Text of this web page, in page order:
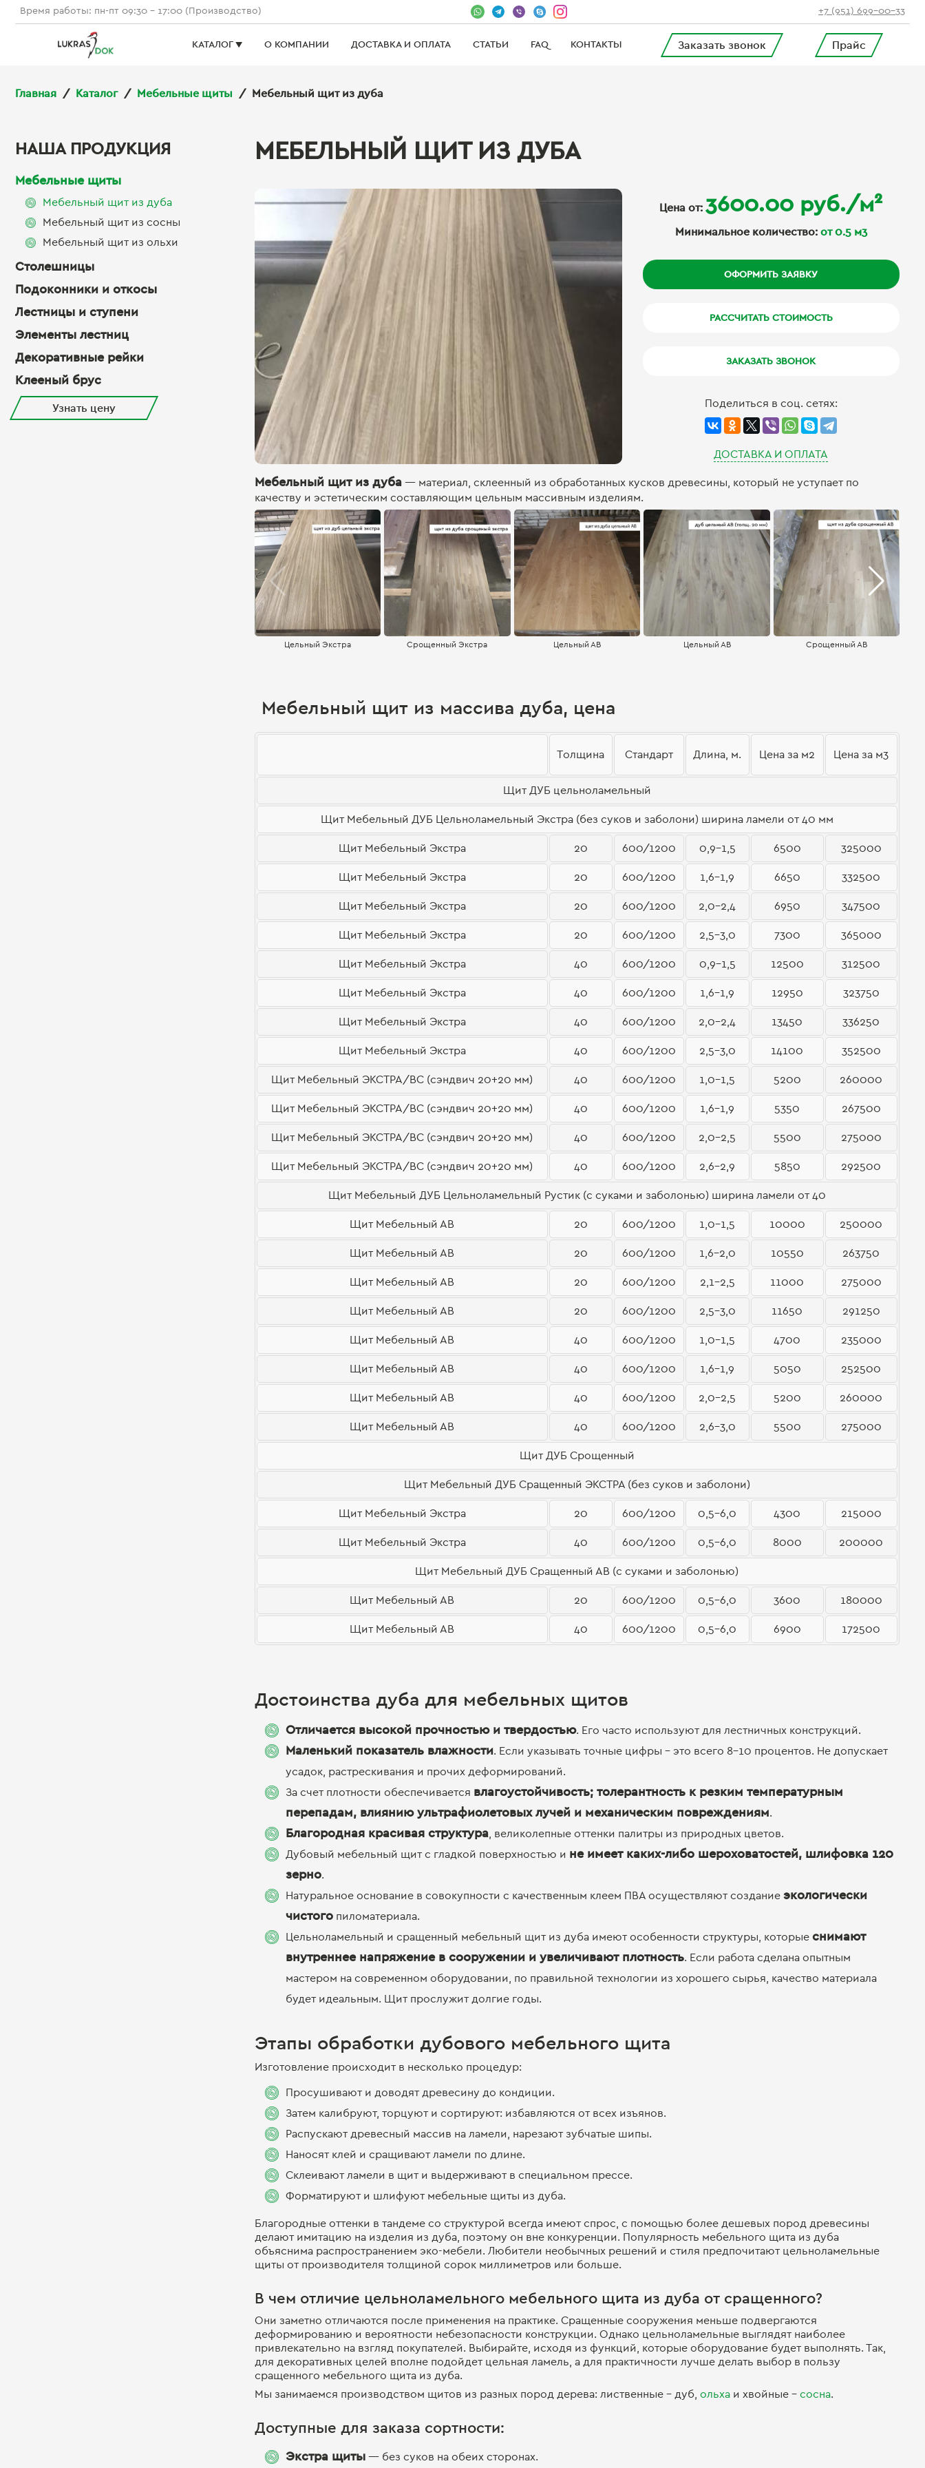
Время работы: пн-пт 09:30 - 17:00 (Производство) +7 (951) 699-00-33
КАТАЛОГ ▼ О КОМПАНИИ ДОСТАВКА И ОПЛАТА СТАТЬИ FAQ КОНТАКТЫ Заказать звонок Прайс
Главная Каталог Мебельные щиты Мебельный щит из дуба
НАША ПРОДУКЦИЯ
Мебельные щиты
Мебельный щит из дуба
Мебельный щит из сосны
Мебельный щит из ольхи
Столешницы
Подоконники и откосы
Лестницы и ступени
Элементы лестниц
Декоративные рейки
Клееный брус
Узнать цену
МЕБЕЛЬНЫЙ ЩИТ ИЗ ДУБА
Цена от: 3600.00 руб./м²
Минимальное количество: от 0.5 м3
ОФОРМИТЬ ЗАЯВКУ
РАССЧИТАТЬ СТОИМОСТЬ
ЗАКАЗАТЬ ЗВОНОК
Поделиться в соц. сетях:
ДОСТАВКА И ОПЛАТА
Мебельный щит из дуба— материал, склеенный из обработанных кусков древесины, который не уступает по
качеству и эстетическим составляющим цельным массивным изделиям.
Цельный Экстра Срощенный Экстра Цельный АВ Цельный АВ Срощенный АВ
Мебельный щит из массива дуба, цена
Толщина Стандарт Длина, м. Цена за м2 Цена за м3
Щит ДУБ цельноламельный
Щит Мебельный ДУБ Цельноламельный Экстра (без суков и заболони) ширина ламели от 40 мм
Щит Мебельный Экстра 20 600/1200 0,9-1,5 6500 325000
Щит Мебельный Экстра 20 600/1200 1,6-1,9 6650 332500
Щит Мебельный Экстра 20 600/1200 2,0-2,4 6950 347500
Щит Мебельный Экстра 20 600/1200 2,5-3,0 7300 365000
Щит Мебельный Экстра 40 600/1200 0,9-1,5 12500 312500
Щит Мебельный Экстра 40 600/1200 1,6-1,9 12950 323750
Щит Мебельный Экстра 40 600/1200 2,0-2,4 13450 336250
Щит Мебельный Экстра 40 600/1200 2,5-3,0 14100 352500
Щит Мебельный ЭКСТРА/ВС (сэндвич 20+20 мм) 40 600/1200 1,0-1,5 5200 260000
Щит Мебельный ЭКСТРА/ВС (сэндвич 20+20 мм) 40 600/1200 1,6-1,9 5350 267500
Щит Мебельный ЭКСТРА/ВС (сэндвич 20+20 мм) 40 600/1200 2,0-2,5 5500 275000
Щит Мебельный ЭКСТРА/ВС (сэндвич 20+20 мм) 40 600/1200 2,6-2,9 5850 292500
Щит Мебельный ДУБ Цельноламельный Рустик (с суками и заболонью) ширина ламели от 40
Щит Мебельный АВ 20 600/1200 1,0-1,5 10000 250000
Щит Мебельный АВ 20 600/1200 1,6-2,0 10550 263750
Щит Мебельный АВ 20 600/1200 2,1-2,5 11000 275000
Щит Мебельный АВ 20 600/1200 2,5-3,0 11650 291250
Щит Мебельный АВ 40 600/1200 1,0-1,5 4700 235000
Щит Мебельный АВ 40 600/1200 1,6-1,9 5050 252500
Щит Мебельный АВ 40 600/1200 2,0-2,5 5200 260000
Щит Мебельный АВ 40 600/1200 2,6-3,0 5500 275000
Щит ДУБ Срощенный
Щит Мебельный ДУБ Сращенный ЭКСТРА (без суков и заболони)
Щит Мебельный Экстра 20 600/1200 0,5-6,0 4300 215000
Щит Мебельный Экстра 40 600/1200 0,5-6,0 8000 200000
Щит Мебельный ДУБ Сращенный АВ (с суками и заболонью)
Щит Мебельный АВ 20 600/1200 0,5-6,0 3600 180000
Щит Мебельный АВ 40 600/1200 0,5-6,0 6900 172500
Достоинства дуба для мебельных щитов
Отличается высокой прочностью и твердостью. Его часто используют для лестничных конструкций.
Маленький показатель влажности. Если указывать точные цифры – это всего 8-10 процентов. Не допускает
усадок, растрескивания и прочих деформирований.
За счет плотности обеспечивается влагоустойчивость; толерантность к резким температурным
перепадам, влиянию ультрафиолетовых лучей и механическим повреждениям.
Благородная красивая структура, великолепные оттенки палитры из природных цветов.
Дубовый мебельный щит с гладкой поверхностью и не имеет каких-либо шероховатостей, шлифовка 120
зерно​.
Натуральное основание в совокупности с качественным клеем ПВА осуществляют создание экологически
чистогопиломатериала.
Цельноламельный и сращенный мебельный щит из дуба имеют особенности структуры, которые снимают
внутреннее напряжение в сооружении и увеличивают плотность. Если работа сделана опытным
мастером на современном оборудовании, по правильной технологии из хорошего сырья, качество материала
будет идеальным. Щит прослужит долгие годы.
Этапы обработки дубового мебельного щита
Изготовление происходит в несколько процедур:
Просушивают и доводят древесину до кондиции.
Затем калибруют, торцуют и сортируют: избавляются от всех изъянов.
Распускают древесный массив на ламели, нарезают зубчатые шипы.
Наносят клей и сращивают ламели по длине.
Склеивают ламели в щит и выдерживают в специальном прессе.
Форматируют и шлифуют мебельные щиты из дуба.
Благородные оттенки в тандеме со структурой всегда имеют спрос, с помощью более дешевых пород древесины
делают имитацию на изделия из дуба, поэтому он вне конкуренции. Популярность мебельного щита из дуба
объяснима распространением эко-мебели. Любители необычных решений и стиля предпочитают цельноламельные
щиты от производителя толщиной сорок миллиметров или больше.
В чем отличие цельноламельного мебельного щита из дуба от сращенного?
Они заметно отличаются после применения на практике. Сращенные сооружения меньше подвергаются
деформированию и вероятности небезопасности конструкции. Однако цельноламельные выглядят наиболее
привлекательно на взгляд покупателей. Выбирайте, исходя из функций, которые оборудование будет выполнять. Так,
для декоративных целей вполне подойдет цельная ламель, а для практичности лучше делать выбор в пользу
сращенного мебельного щита из дуба.
Мы занимаемся производством щитов из разных пород дерева: лиственные – дуб, ольхаи хвойные – сосна.
Доступные для заказа сортности:
Экстра щиты— без суков на обеих сторонах.